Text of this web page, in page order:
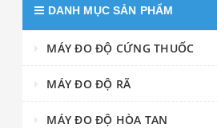
DANH MỤC SẢN PHẨM
MÁY ĐO ĐỘ CỨNG THUỐC
MÁY ĐO ĐỘ RÃ
MÁY ĐO ĐỘ HÒA TAN